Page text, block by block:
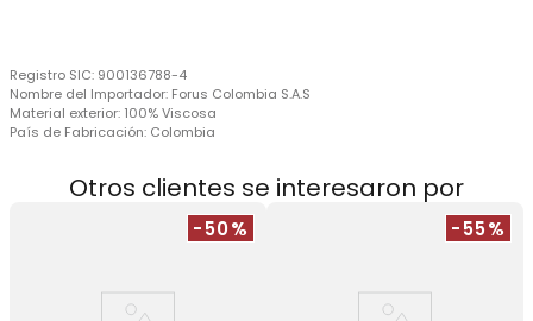
Registro SIC: 900136788-4
Nombre del Importador: Forus Colombia S.A.S
Material exterior: 100% Viscosa
País de Fabricación: Colombia
Otros clientes se interesaron por
-50% -55%